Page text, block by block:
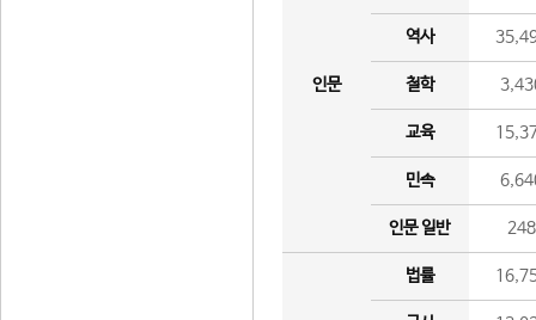
인문
역사
철학
교육
민속
인문 일반 248
법률